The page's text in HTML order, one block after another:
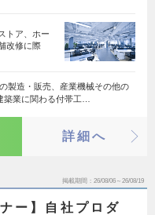
トア、ホー
改修に際
造・販売、産業機械その他の
築業に関わる付帯工…
詳細へ
掲載期間 26/08/06～26/08/19
ー】自社プロダ